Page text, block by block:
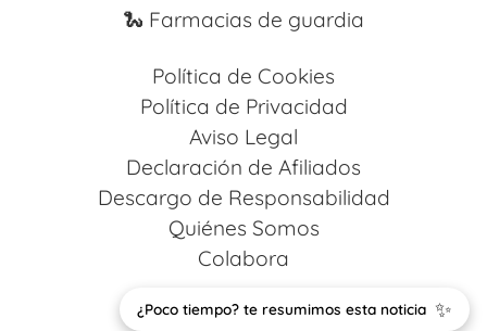
¿Poco tiempo? te resumimos esta noticia ✨
🐍 Farmacias de guardia
Política de Cookies
Política de Privacidad
Aviso Legal
Declaración de Afiliados
Descargo de Responsabilidad
Quiénes Somos
Colabora
Design byCodestack Solutions